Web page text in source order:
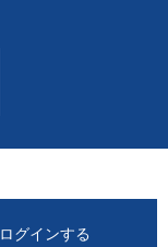
ログインする